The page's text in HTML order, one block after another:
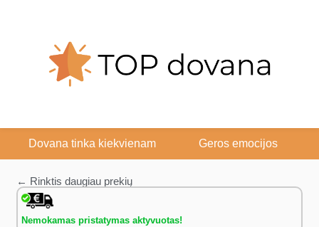
Dovana tinka kiekvienam Geros emocijos
← Rinktis daugiau prekių
Nemokamas pristatymas aktyvuotas!